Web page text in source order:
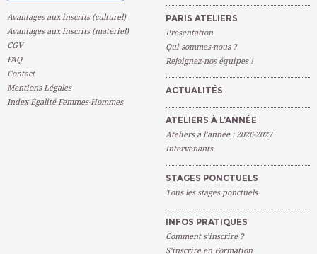
Avantages aux inscrits (culturel)
Avantages aux inscrits (matériel)
CGV
FAQ
Contact
Mentions Légales
Index Égalité Femmes-Hommes
PARIS ATELIERS
Présentation
Qui sommes-nous ?
Rejoignez-nos équipes !
ACTUALITÉS
ATELIERS À L’ANNÉE
Ateliers à l’année : 2026-2027
Intervenants
STAGES PONCTUELS
Tous les stages ponctuels
INFOS PRATIQUES
Comment s’inscrire ?
S’inscrire en Formation